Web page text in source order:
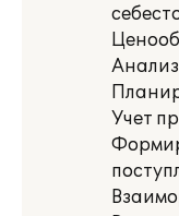
Учет